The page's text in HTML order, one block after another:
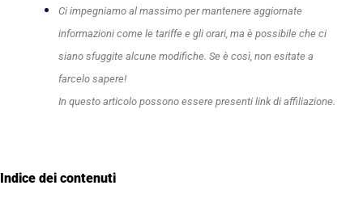
Ci impegniamo al massimo per mantenere aggiornate
informazioni come le tariffe e gli orari, ma è possibile che ci
siano sfuggite alcune modifiche. Se è così, non esitate a
farcelo sapere!
In questo articolo possono essere presenti link di affiliazione.
Indice dei contenuti